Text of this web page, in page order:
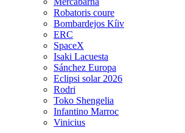
Robatoris coure
Bombardejos Kíiv
ERC
SpaceX
Isaki Lacuesta
Sánchez Europa
Eclipsi solar 2026
Rodri
Toko Shengelia
Infantino Marroc
Vinicius